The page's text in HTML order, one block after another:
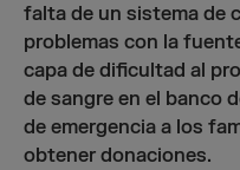
falta de un sistema de
problemas con la
capa de dificultad al
de sangre en el banco
de emergencia a los
obtener donaciones.